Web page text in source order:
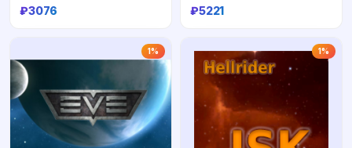
₽3076
Купить
₽5221
1% 1%